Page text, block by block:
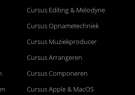
Cursus Editing & Melodyne
Cursus Opnametechniek
Cursus Muziekproducer
Cursus Arrangeren
Cursus Componeren
Cursus Apple & MacOS